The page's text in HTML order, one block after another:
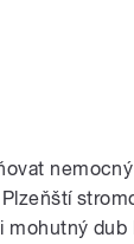
mohutný